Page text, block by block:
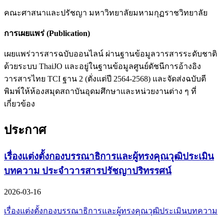
คณะศาสนาและปรัชญา มหาวิทยาลัยมหามกุฏราชวิทยาลัย
การเผยแพร่ (Publication)
เผยแพร่วารสารฉบับออนไลน์ ผ่านฐานข้อมูลวารสารระดับชาติ
ด้วยระบบ ThaiJO และอยู่ในฐานข้อมูลศูนย์ดัชนีการอ้างอิง
วารสารไทย TCI ฐาน 2 (ตั่งแต่ปี 2564-2568) และจัดส่งฉบับตี
พิมพ์ให้ห้องสมุดสถาบันอุดมศึกษาและหน่วยงานต่าง ๆ ที่
เกี่ยวข้อง
ประกาศ
เรื่องแต่งตั้งกองบรรณาธิการและผู้ทรงคุณวุฒิประเมิน
บทความ ประจำวารสารปรัชญาปริทรรศน์
2026-03-16
เรื่องแต่งตั้งกองบรรณาธิการและผู้ทรงคุณวุฒิประเมินบทความ